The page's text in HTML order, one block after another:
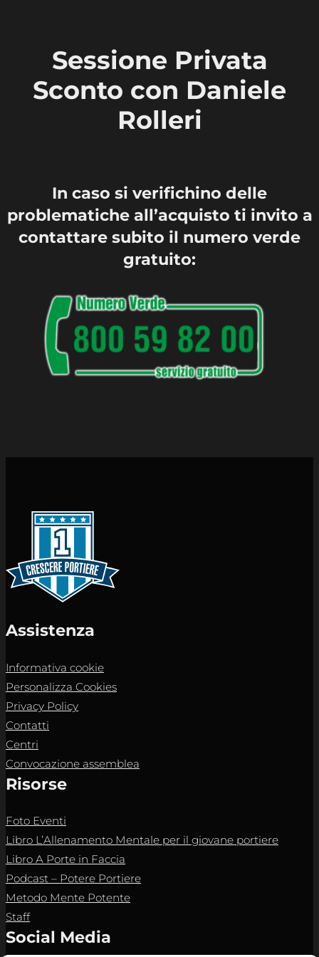
contenutoSessione Privata
Sconto con Daniele
Rolleri
In caso si verifichino delle
problematiche all’acquisto ti invito a
contattare subito il numero verde
gratuito:
Assistenza
Informativa cookie
Personalizza Cookies
Privacy Policy
Contatti
Centri
Convocazione assemblea
Risorse
Foto Eventi
Libro L’Allenamento Mentale per il giovane portiere
Libro A Porte in Faccia
Podcast – Potere Portiere
Metodo Mente Potente
Staff
Social Media